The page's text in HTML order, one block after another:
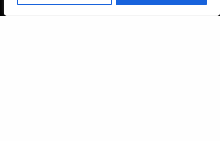
E-mails